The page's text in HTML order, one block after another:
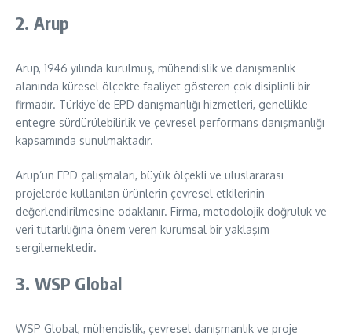
2. Arup
Arup, 1946 yılında kurulmuş, mühendislik ve danışmanlık
alanında küresel ölçekte faaliyet gösteren çok disiplinli bir
firmadır. Türkiye’de EPD danışmanlığı hizmetleri, genellikle
entegre sürdürülebilirlik ve çevresel performans danışmanlığı
kapsamında sunulmaktadır.
Arup’un EPD çalışmaları, büyük ölçekli ve uluslararası
projelerde kullanılan ürünlerin çevresel etkilerinin
değerlendirilmesine odaklanır. Firma, metodolojik doğruluk ve
veri tutarlılığına önem veren kurumsal bir yaklaşım
sergilemektedir.
3. WSP Global
WSP Global, mühendislik, çevresel danışmanlık ve proje